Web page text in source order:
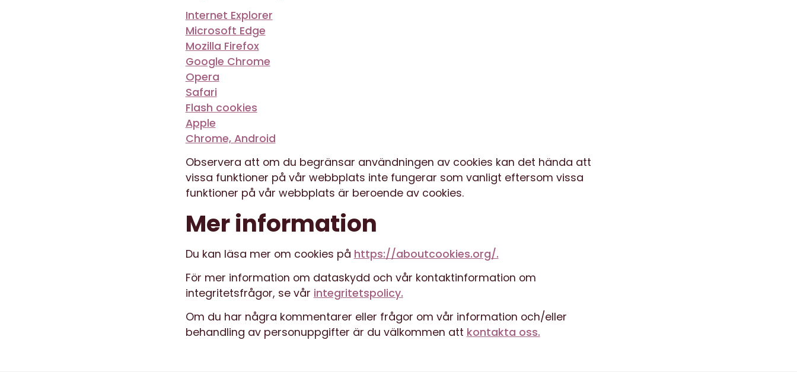
Internet Explorer
Microsoft Edge
Mozilla Firefox
Google Chrome
Opera
Safari
Flash cookies
Apple
Chrome, Android
Observera att om du begränsar användningen av cookies kan det hända att
vissa funktioner på vår webbplats inte fungerar som vanligt eftersom vissa
funktioner på vår webbplats är beroende av cookies.
Mer information
Du kan läsa mer om cookies på https://aboutcookies.org/.
För mer information om dataskydd och vår kontaktinformation om
integritetsfrågor, se vår integritetspolicy.
Om du har några kommentarer eller frågor om vår information och/eller
behandling av personuppgifter är du välkommen att kontakta oss.